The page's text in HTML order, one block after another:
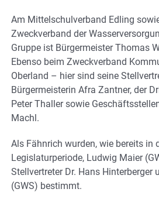
Am Mittelschulverband Edling
Zweckverband der
Gruppe ist Bürgermeister Thomas
Ebenso beim Zweckverband
Oberland – hier sind seine
Bürgermeisterin Afra Zantner, der
Peter Thaller sowie
Machl.
Als Fähnrich wurden, wie bereits in
Legislaturperiode, Ludwig Maier
Stellvertreter Dr. Hans Hinterberger
(GWS) bestimmt.